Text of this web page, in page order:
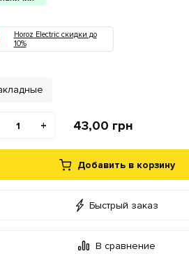
Horoz Electric скидки до
10%
+ 43,00 грн
Добавить в корзину
Быстрый заказ
В сравнение